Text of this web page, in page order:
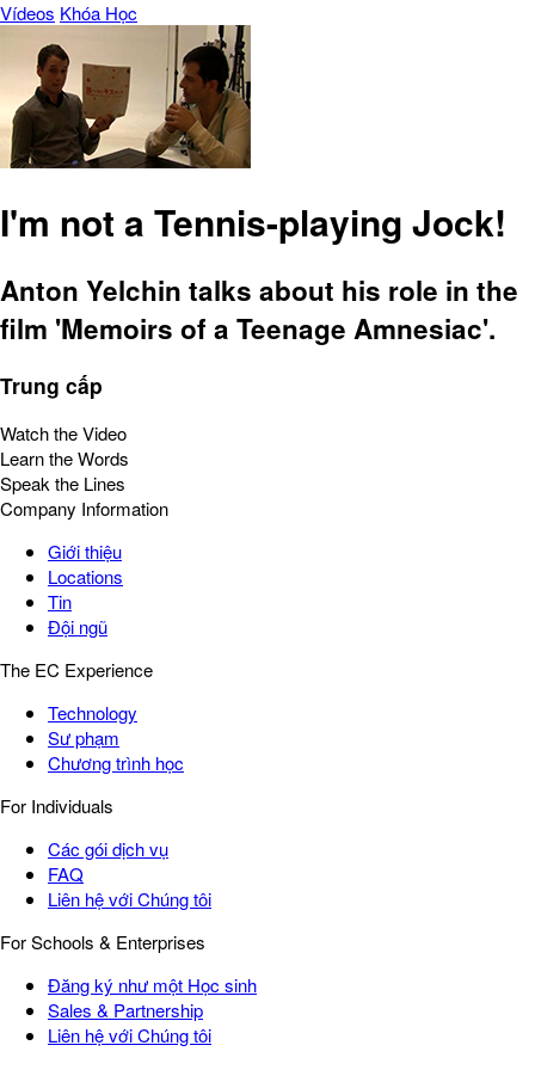
Vídeos Khóa Học
I'm not a Tennis-playing Jock!
Anton Yelchin talks about his role in the
film 'Memoirs of a Teenage Amnesiac'.
Trung cấp
Watch the Video
Learn the Words
Speak the Lines
Company Information
Giới thiệu
Locations
Tin
Đội ngũ
The EC Experience
Technology
Sư phạm
Chương trình học
For Individuals
Các gói dịch vụ
FAQ
Liên hệ với Chúng tôi
For Schools & Enterprises
Đăng ký như một Học sinh
Sales & Partnership
Liên hệ với Chúng tôi